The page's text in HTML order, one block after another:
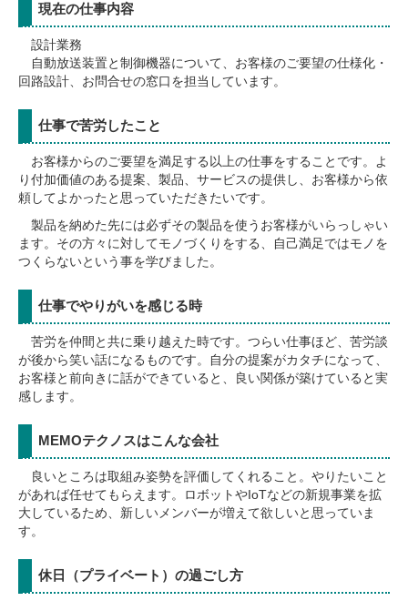
現在の仕事内容
設計業務
自動放送装置と制御機器について、お客様のご要望の仕様化・
回路設計、お問合せの窓口を担当しています。
仕事で苦労したこと
お客様からのご要望を満足する以上の仕事をすることです。よ
り付加価値のある提案、製品、サービスの提供し、お客様から依
頼してよかったと思っていただきたいです。
製品を納めた先には必ずその製品を使うお客様がいらっしゃい
ます。その方々に対してモノづくりをする、自己満足ではモノを
つくらないという事を学びました。
仕事でやりがいを感じる時
苦労を仲間と共に乗り越えた時です。つらい仕事ほど、苦労談
が後から笑い話になるものです。自分の提案がカタチになって、
お客様と前向きに話ができていると、良い関係が築けていると実
感します。
MEMOテクノスはこんな会社
良いところは取組み姿勢を評価してくれること。やりたいこと
があれば任せてもらえます。ロボットやIoTなどの新規事業を拡
大しているため、新しいメンバーが増えて欲しいと思っていま
す。
休日（プライベート）の過ごし方